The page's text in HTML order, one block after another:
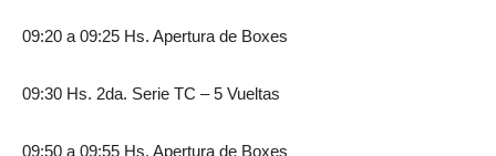
09:20 a 09:25 Hs. Apertura de Boxes
09:30 Hs. 2da. Serie TC – 5 Vueltas
09:50 a 09:55 Hs. Apertura de Boxes